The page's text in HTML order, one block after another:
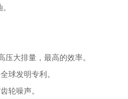
大排量，最高的效率。
球发明专利。
轮噪声。